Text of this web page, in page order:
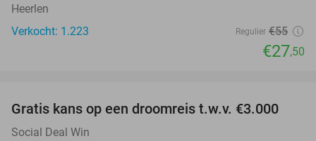
Heerlen
Verkocht: 1.223
Regulier €55
€27,50
Gratis kans op een droomreis t.w.v. €3.000
Social Deal Win